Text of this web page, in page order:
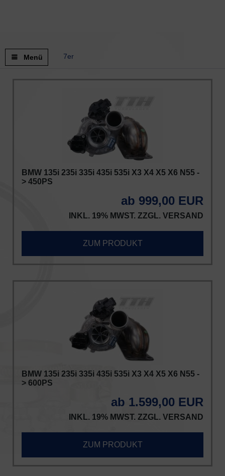
Menü 7er
BMW 135i 235i 335i 435i 535i X3 X4 X5 X6 N55 -
> 450PS
ab 999,00 EUR
INKL. 19% MWST. ZZGL. VERSAND
ZUM PRODUKT
BMW 135i 235i 335i 435i 535i X3 X4 X5 X6 N55 -
> 600PS
ab 1.599,00 EUR
INKL. 19% MWST. ZZGL. VERSAND
ZUM PRODUKT